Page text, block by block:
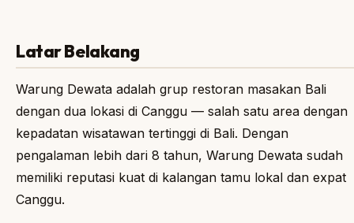
Latar Belakang
Warung Dewata adalah grup restoran masakan Bali
dengan dua lokasi di Canggu — salah satu area dengan
kepadatan wisatawan tertinggi di Bali. Dengan
pengalaman lebih dari 8 tahun, Warung Dewata sudah
memiliki reputasi kuat di kalangan tamu lokal dan expat
Canggu.